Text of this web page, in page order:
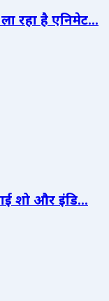
रहा है एनिमेट...
शो और इंडि...